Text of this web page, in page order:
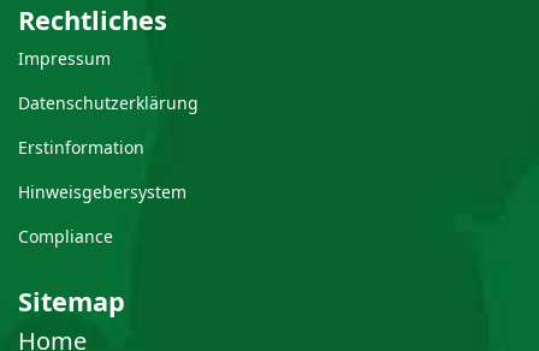
Rechtliches
Impressum
Datenschutzerklärung
Erstinformation
Hinweisgebersystem
Compliance
Sitemap
Home